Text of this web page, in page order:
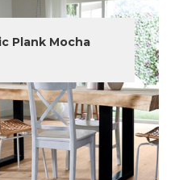
Plank Mocha